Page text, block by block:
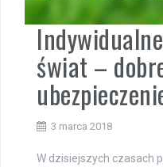
świat –
3 marca 2018
W dzisiejszych czasach